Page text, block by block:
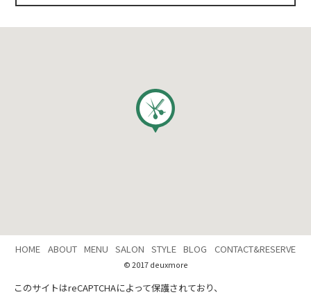
HOME ABOUT MENU SALON STYLE BLOG CONTACT&RESERVE
© 2017 deuxmore
このサイトはreCAPTCHAによって保護されており、